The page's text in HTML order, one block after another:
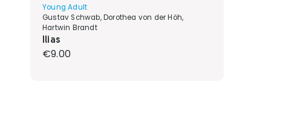
Young Adult
Gustav Schwab, Dorothea von der Höh,
Hartwin Brandt
Ilias
Regular price:
€9.00